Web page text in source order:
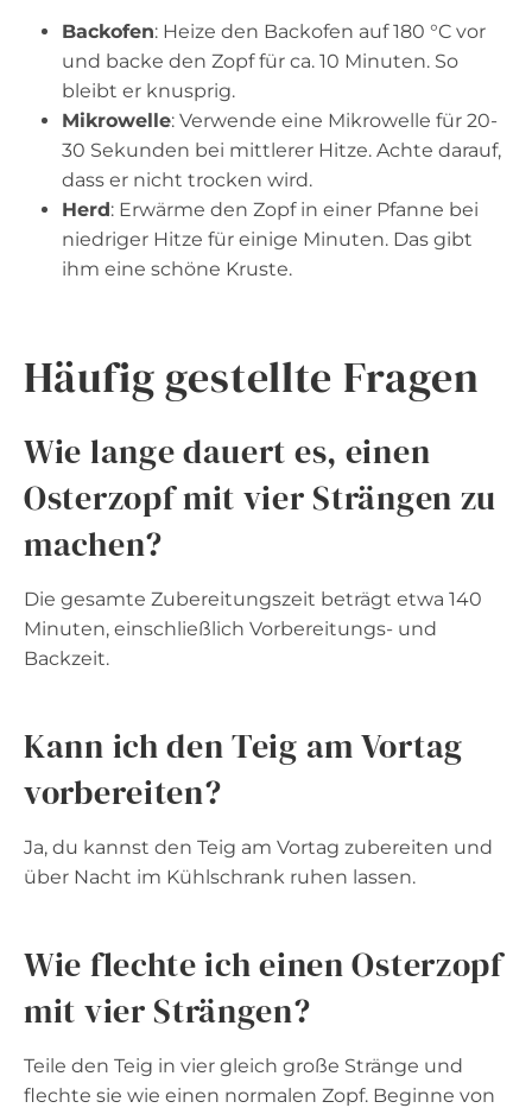
Backofen: Heize den Backofen auf 180 °C vor
und backe den Zopf für ca. 10 Minuten. So
bleibt er knusprig.
Mikrowelle: Verwende eine Mikrowelle für 20-
30 Sekunden bei mittlerer Hitze. Achte darauf,
dass er nicht trocken wird.
Herd: Erwärme den Zopf in einer Pfanne bei
niedriger Hitze für einige Minuten. Das gibt
ihm eine schöne Kruste.
Häufig gestellte Fragen
Wie lange dauert es, einen
Osterzopf mit vier Strängen zu
machen?
Die gesamte Zubereitungszeit beträgt etwa 140
Minuten, einschließlich Vorbereitungs- und
Backzeit.
Kann ich den Teig am Vortag
vorbereiten?
Ja, du kannst den Teig am Vortag zubereiten und
über Nacht im Kühlschrank ruhen lassen.
Wie flechte ich einen Osterzopf
mit vier Strängen?
Teile den Teig in vier gleich große Stränge und
flechte sie wie einen normalen Zopf. Beginne von